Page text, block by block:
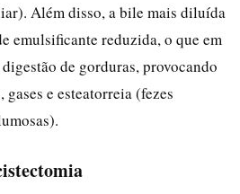
Além disso, a bile mais diluída
emulsificante reduzida, o que em
de gorduras, provocando
e esteatorreia (fezes